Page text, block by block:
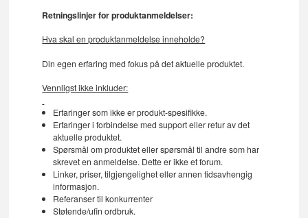
Retningslinjer for produktanmeldelser:
Hva skal en produktanmeldelse inneholde?
Din egen erfaring med fokus på det aktuelle produktet.
Vennligst ikke inkluder:
Erfaringer som ikke er produkt-spesifikke.
Erfaringer i forbindelse med support eller retur av det
aktuelle produktet.
Spørsmål om produktet eller spørsmål til andre som har
skrevet en anmeldelse. Dette er ikke et forum.
Linker, priser, tilgjengelighet eller annen tidsavhengig
informasjon.
Referanser til konkurrenter
Støtende/ufin ordbruk.